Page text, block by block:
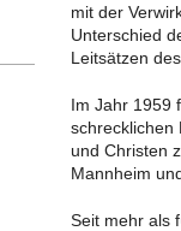
mit der
Unterschied
Leitsätzen
Im Jahr 1959
schrecklichen
und Christen
Mannheim
Seit mehr als